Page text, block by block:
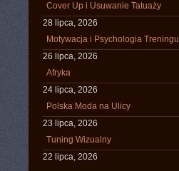
Cover Up i Usuwanie Tatuaży
28 lipca, 2026
Motywacja i Psychologia Treningu
26 lipca, 2026
Afryka
24 lipca, 2026
Polska Moda na Ulicy
23 lipca, 2026
Tuning Wizualny
22 lipca, 2026